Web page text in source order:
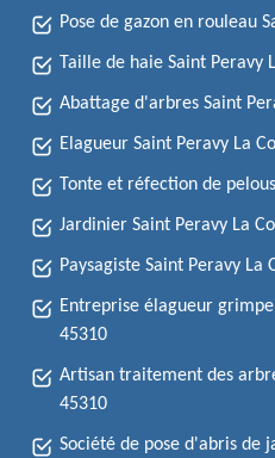
Pose de gazon en rouleau
Taille de haie Saint Peravy
Abattage d'arbres Saint
Elagueur Saint Peravy La
Tonte et réfection de
Jardinier Saint Peravy La
Paysagiste Saint Peravy La
Entreprise élagueur
45310
Artisan traitement des
45310
Société de pose d'abris de